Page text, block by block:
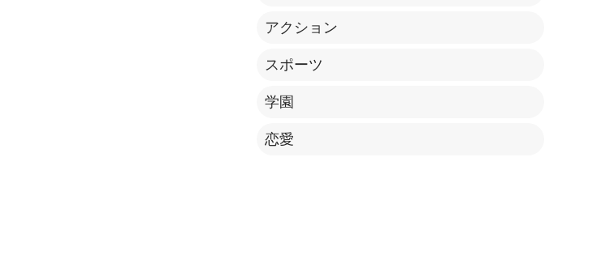
アクション
スポーツ
学園
恋愛